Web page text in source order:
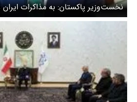
نخست‌وزیر پاکستان: به مذاکرات
هستم